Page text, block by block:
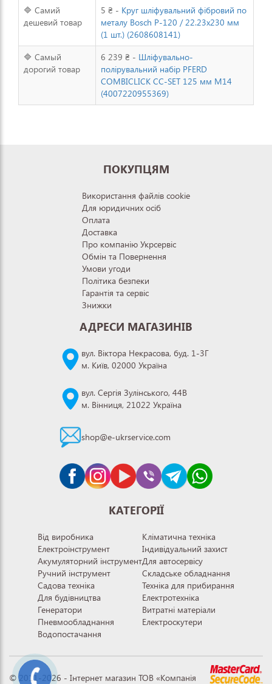
🔷 Самий
дешевий товар
5 ₴ - Круг шліфувальний фібровий по
металу Bosch P-120 / 22.23x230 мм
(1 шт.) (2608608141)
🔷 Самый
дорогий товар
6 239 ₴ - Шліфувально-
полірувальний набір PFERD
COMBICLICK CC-SET 125 мм M14
(4007220955369)
ПОКУПЦЯМ
Використання файлів cookie
Для юридичних осіб
Оплата
Доставка
Про компанію Укрсервіс
Обмін та Повернення
Умови угоди
Політика безпеки
Гарантія та сервіс
Знижки
АДРЕСИ МАГАЗИНІВ
вул. Віктора Некрасова, буд. 1-3Г
м. Київ, 02000 Україна
вул. Сергія Зулінського, 44В
м. Вінниця, 21022 Україна
shop@e-ukrservice.com
КАТЕГОРІЇ
Від виробника
Електроінструмент
Акумуляторний інструмент
Ручний інструмент
Садова техніка
Для будівництва
Генератори
Пневмообладнання
Водопостачання
Кліматична техніка
Індивідуальний захист
Для автосервісу
Складське обладнання
Техніка для прибирання
Електротехніка
Витратні матеріали
Електроскутери
© 2011-2026 - Інтернет магазин ТОВ «Компанія